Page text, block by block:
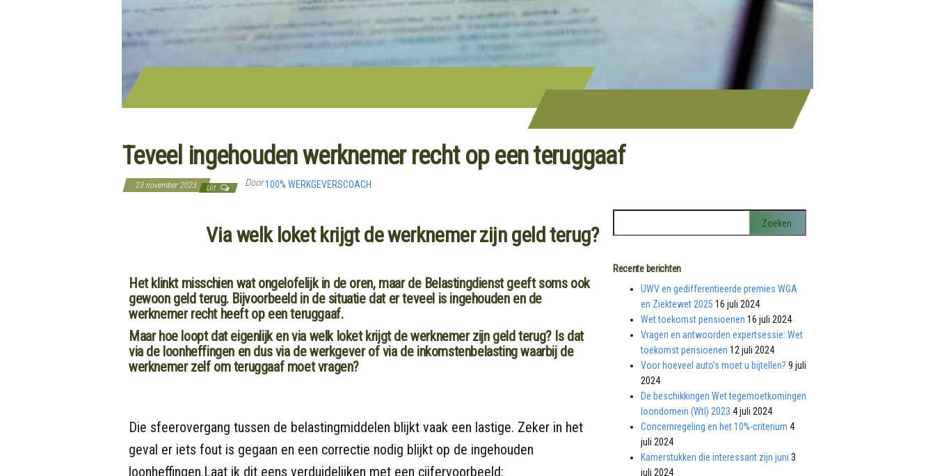
Teveel ingehouden werknemer recht op een teruggaaf
23 november 2023 Uit Door100% WERKGEVERSCOACH
Via welk loket krijgt de werknemer zijn geld terug?
Het klinkt misschien wat ongelofelijk in de oren, maar de Belastingdienst geeft soms ook
gewoon geld terug. Bijvoorbeeld in de situatie dat er teveel is ingehouden en de
werknemer recht heeft op een teruggaaf.
Maar hoe loopt dat eigenlijk en via welk loket krijgt de werknemer zijn geld terug? Is dat
via de loonheffingen en dus via de werkgever of via de inkomstenbelasting waarbij de
werknemer zelf om teruggaaf moet vragen?
Die sfeerovergang tussen de belastingmiddelen blijkt vaak een lastige. Zeker in het
geval er iets fout is gegaan en een correctie nodig blijkt op de ingehouden
loonheffingen.Laat ik dit eens verduidelijken met een cijfervoorbeeld:
Recente berichten
UWV en gedifferentieerde premies WGA
en Ziektewet 2025 16 juli 2024
Wet toekomst pensioenen 16 juli 2024
Vragen en antwoorden expertsessie: Wet
toekomst pensioenen 12 juli 2024
Voor hoeveel auto’s moet u bijtellen? 9 juli
2024
De beschikkingen Wet tegemoetkomingen
loondomein (Wtl) 2023 4 juli 2024
Concernregeling en het 10%-criterium 4
juli 2024
Kamerstukken die interessant zijn juni 3
juli 2024